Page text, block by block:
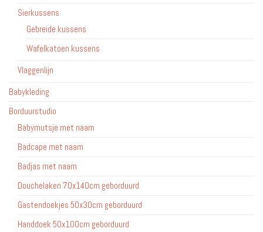
Sierkussens
Gebreide kussens
Wafelkatoen kussens
Vlaggenlijn
Babykleding
Borduurstudio
Babymutsje met naam
Badcape met naam
Badjas met naam
Douchelaken 70x140cm geborduurd
Gastendoekjes 50x30cm geborduurd
Handdoek 50x100cm geborduurd